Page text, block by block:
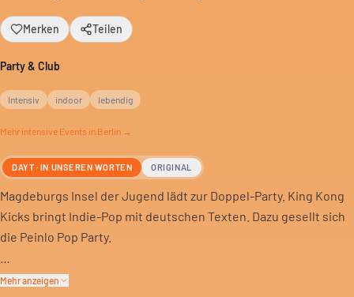
Merken Teilen
Party & Club
Intensiv indoor lebendig
Mehr intensive Events in Berlin →
DAYT · IN UNSEREN WORTEN ORIGINAL
Magdeburgs Insel der Jugend lädt zur Doppel-Party. King Kong
Kicks bringt Indie-Pop mit deutschen Texten. Dazu gesellt sich
die Peinlo Pop Party.
Hier gibt’s Pop-Hits, die man eigentlich nicht zugeben will. Aber
Mehr anzeigen